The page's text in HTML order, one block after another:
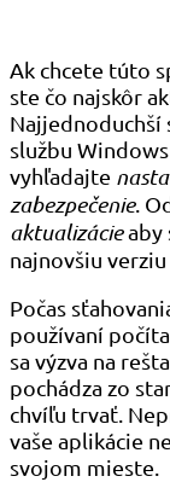
Ak chcete túto
ste čo najskôr
službu
vyhľadajte
zabezpečenie.
aktualizácieaby
najnovšiu
Počas
používaní
sa výzva na
pochádza zo
chvíľu trvať.
vaše aplikácie
svojom mieste.